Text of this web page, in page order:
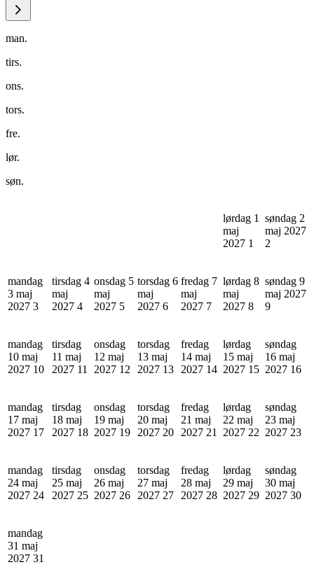
man.
tirs.
ons.
tors.
fre.
lør.
søn.
lørdag 1
maj
2027 1
søndag 2
maj 2027
2
mandag
3 maj
2027 3
tirsdag 4
maj
2027 4
onsdag 5
maj
2027 5
torsdag 6
maj
2027 6
fredag 7
maj
2027 7
lørdag 8
maj
2027 8
søndag 9
maj 2027
9
mandag
10 maj
2027 10
tirsdag
11 maj
2027 11
onsdag
12 maj
2027 12
torsdag
13 maj
2027 13
fredag
14 maj
2027 14
lørdag
15 maj
2027 15
søndag
16 maj
2027 16
mandag
17 maj
2027 17
tirsdag
18 maj
2027 18
onsdag
19 maj
2027 19
torsdag
20 maj
2027 20
fredag
21 maj
2027 21
lørdag
22 maj
2027 22
søndag
23 maj
2027 23
mandag
24 maj
2027 24
tirsdag
25 maj
2027 25
onsdag
26 maj
2027 26
torsdag
27 maj
2027 27
fredag
28 maj
2027 28
lørdag
29 maj
2027 29
søndag
30 maj
2027 30
mandag
31 maj
2027 31